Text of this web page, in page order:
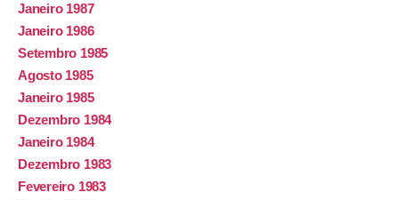
Janeiro 1987
Janeiro 1986
Setembro 1985
Agosto 1985
Janeiro 1985
Dezembro 1984
Janeiro 1984
Dezembro 1983
Fevereiro 1983